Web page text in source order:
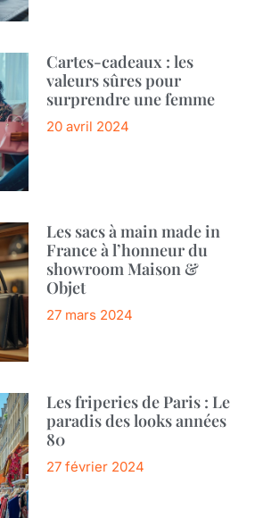
Cartes-cadeaux : les
valeurs sûres pour
surprendre une femme
20 avril 2024
Les sacs à main made in
France à l’honneur du
showroom Maison &
Objet
27 mars 2024
Les friperies de Paris : Le
paradis des looks années
80
27 février 2024